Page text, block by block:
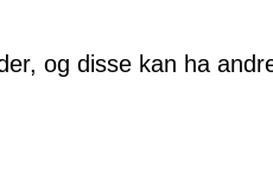
og disse kan ha